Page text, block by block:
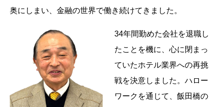
奥にしまい、金融の世界で働き続けてきました。
34年間勤めた会社を退職し
たことを機に、心に閉まっ
ていたホテル業界への再挑
戦を決意しました。ハロー
ワークを通じて、飯田橋の